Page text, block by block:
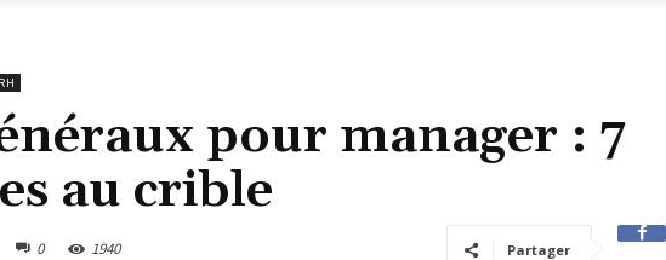
pour manager : 7
au crible
0 1940 Partager